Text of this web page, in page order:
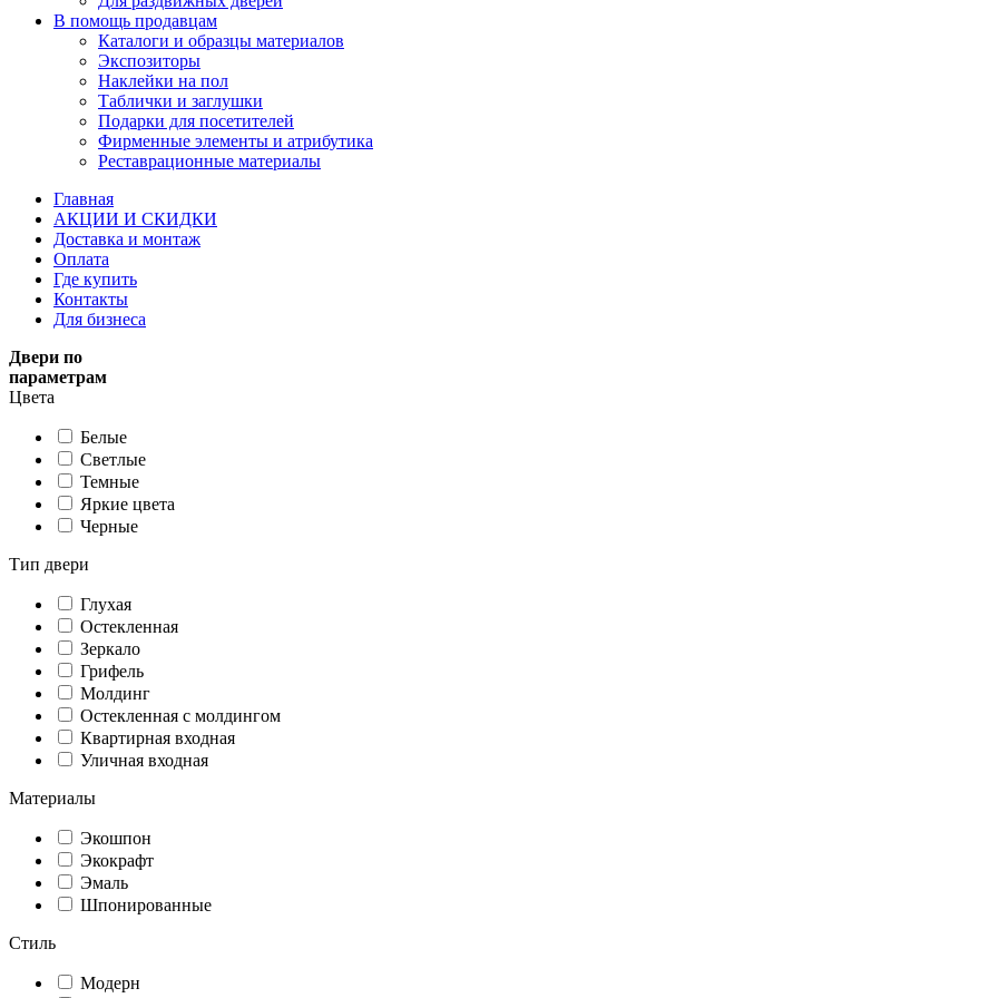
В помощь продавцам
Каталоги и образцы материалов
Экспозиторы
Наклейки на пол
Таблички и заглушки
Подарки для посетителей
Фирменные элементы и атрибутика
Реставрационные материалы
Главная
АКЦИИ И СКИДКИ
Доставка и монтаж
Оплата
Где купить
Контакты
Для бизнеса
Двери по
параметрам
Цвета
Белые
Светлые
Темные
Яркие цвета
Черные
Тип двери
Глухая
Остекленная
Зеркало
Грифель
Молдинг
Остекленная с молдингом
Квартирная входная
Уличная входная
Материалы
Экошпон
Экокрафт
Эмаль
Шпонированные
Стиль
Модерн